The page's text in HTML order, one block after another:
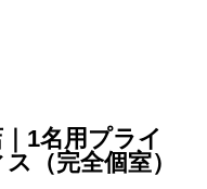
1名用プライ
（完全個室）